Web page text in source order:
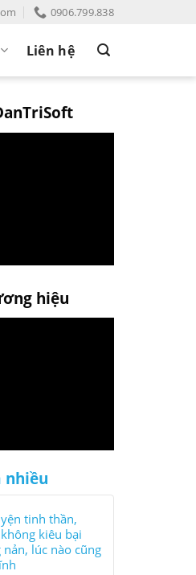
0906.799.838
Liên hệ
hiệu
nhiều
tinh thần,
kiêu bại
nản, lúc nào cũng